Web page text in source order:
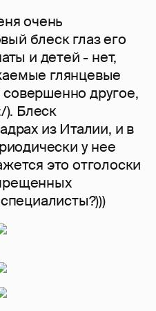
очень
блеск глаз его
и детей - нет,
глянцевые
другое,
). Блеск
из Италии, и в
у нее
это отголоски